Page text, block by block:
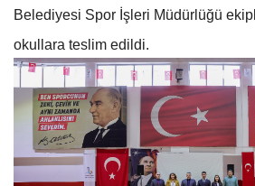
Belediyesi Spor İşleri Müdürlüğü
okullara teslim edildi.